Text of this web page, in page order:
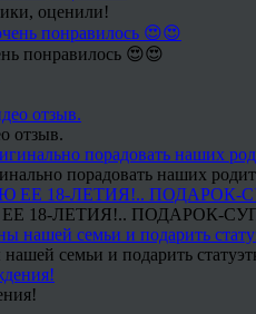
оценили!
понравилось 😍😍
отзыв.
порадовать наших
18-ЛЕТИЯ!.. ПОДАРОК-
семьи и подарить